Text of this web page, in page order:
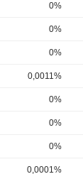
0%
0%
0%
0,0011%
0%
0%
0%
0,0001%